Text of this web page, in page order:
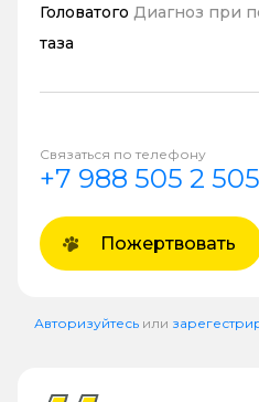
Головатого Диагноз при
таза
Связаться по телефону
+7 988 505 2 505
Пожертвовать
Авторизуйтесь или